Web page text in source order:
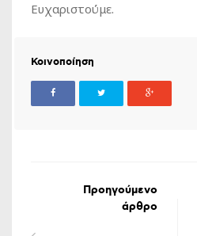
Ευχαριστούμε.
Κοινοποίηση
Προηγούμενο
άρθρο